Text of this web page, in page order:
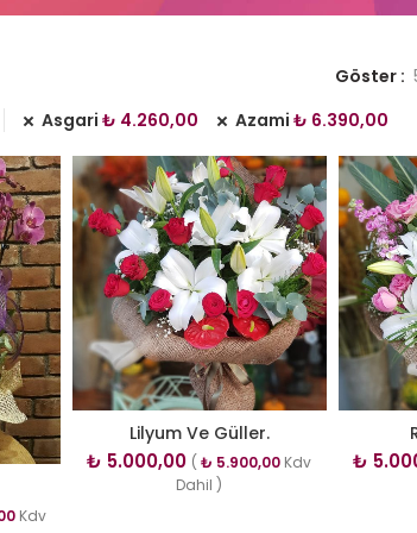
Göster
Asgari ₺ 4.260,00 Azami ₺ 6.390,00
Kdv
Lilyum Ve Güller.
₺ 5.000,00 (₺ 5.900,00 Kdv
Dahil )
₺